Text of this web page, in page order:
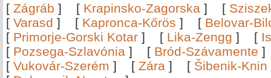
[ Zágráb ] [ Krapinsko-Zagorska ] [
[ Varasd ] [ Kapronca-Kőrös ] [ Belovar-
[ Primorje-Gorski Kotar ] [ Lika-Zengg ] [
[ Pozsega-Szlavónia ] [ Bród-Szávamente
[ Vukovár-Szerém ] [ Zára ] [ Šibenik-Knin